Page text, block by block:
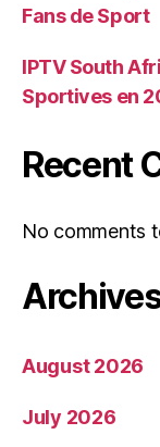
Fans de Sport
IPTV South
Sportives en
Recent
No comments
August 2026
July 2026